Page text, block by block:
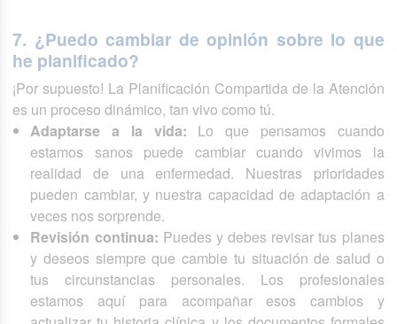
7. ¿Puedo cambiar de opinión sobre lo que
he planificado?
¡Por supuesto! La Planificación Compartida de la Atención
es un proceso dinámico, tan vivo como tú.
Adaptarse a la vida: Lo que pensamos cuando
estamos sanos puede cambiar cuando vivimos la
realidad de una enfermedad. Nuestras prioridades
pueden cambiar, y nuestra capacidad de adaptación a
veces nos sorprende.
Revisión continua: Puedes y debes revisar tus planes
y deseos siempre que cambie tu situación de salud o
tus circunstancias personales. Los profesionales
estamos aquí para acompañar esos cambios y